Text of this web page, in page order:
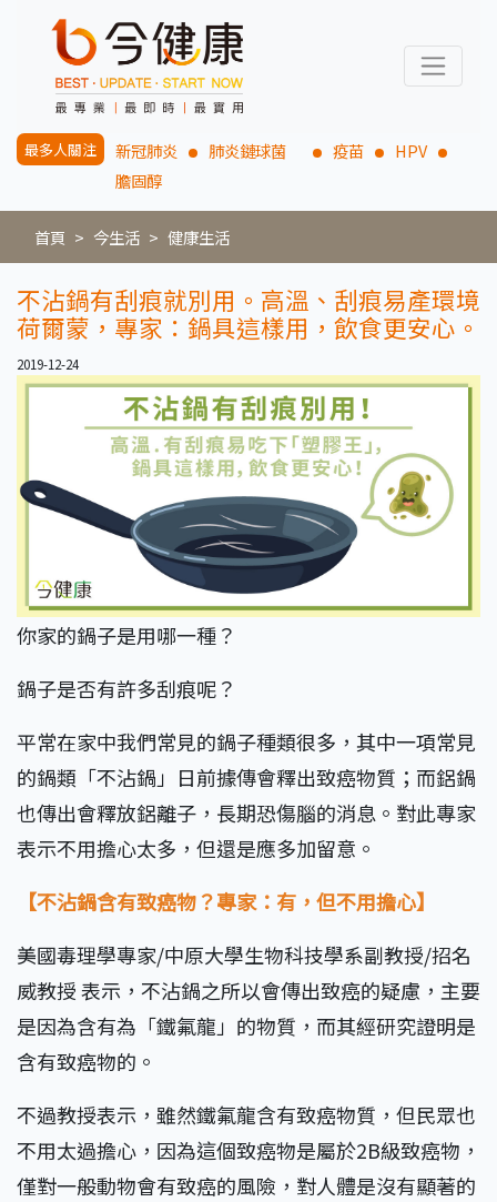
最多人關注 新冠肺炎 肺炎鏈球菌 疫苗
HPV
膽固醇
首頁 今生活 健康生活
不沾鍋有刮痕就別用。高溫、刮痕易產環境
荷爾蒙，專家：鍋具這樣用，飲食更安心。
2019-12-24
你家的鍋子是用哪一種？
鍋子是否有許多刮痕呢？
平常在家中我們常見的鍋子種類很多，其中一項常見
的鍋類「不沾鍋」日前據傳會釋出致癌物質；而鋁鍋
也傳出會釋放鋁離子，長期恐傷腦的消息。對此專家
表示不用擔心太多，但還是應多加留意。
【不沾鍋含有致癌物？專家：有，但不用擔心】
美國毒理學專家/中原大學生物科技學系副教授/招名
威教授 表示，不沾鍋之所以會傳出致癌的疑慮，主要
是因為含有為「鐵氟龍」的物質，而其經研究證明是
含有致癌物的。
不過教授表示，雖然鐵氟龍含有致癌物質，但民眾也
不用太過擔心，因為這個致癌物是屬於2B級致癌物，
僅對一般動物會有致癌的風險，對人體是沒有顯著的